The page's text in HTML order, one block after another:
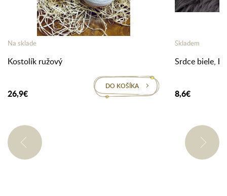
Na sklade
Kostolík ružový
26,9€
DO KOŠÍKA
Skladem
Srdce biele,
8,6€